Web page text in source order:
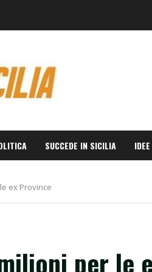
SUCCEDE IN SICILIA
ex Province
per le